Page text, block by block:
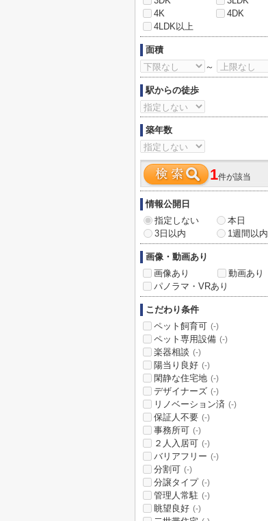
4K
4DK
4LDK以上
面積
～
駅からの徒歩
築年数
1件が該当
情報公開日
指定しない
本日
3日以内
1週間以内
画像・動画あり
画像あり
動画あり
パノラマ・VRあり
こだわり条件
ペット飼育可 (-)
ペット専用設備 (-)
楽器相談 (-)
陽当り良好 (-)
閑静な住宅地 (-)
デザイナーズ (-)
リノベーション済 (-)
保証人不要 (-)
事務所可 (-)
２人入居可 (-)
バリアフリー (-)
分割可 (-)
分譲タイプ (-)
管理人常駐 (-)
眺望良好 (-)